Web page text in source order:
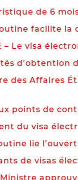
de 6
facilite
– Le visa
des Affaires
points de
du visa
lie
de visas
Ministre